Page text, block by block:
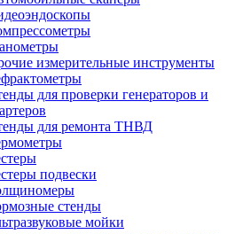
измерительные инструменты
для проверки генераторов и
для ремонта ТНВД
подвески
стенды
мойки